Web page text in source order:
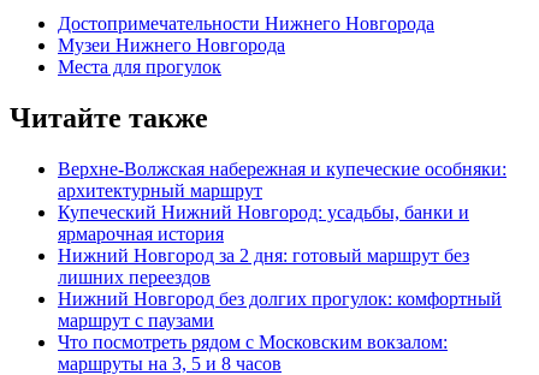
Достопримечательности Нижнего Новгорода
Музеи Нижнего Новгорода
Места для прогулок
Читайте также
Верхне-Волжская набережная и купеческие особняки:
архитектурный маршрут
Купеческий Нижний Новгород: усадьбы, банки и
ярмарочная история
Нижний Новгород за 2 дня: готовый маршрут без
лишних переездов
Нижний Новгород без долгих прогулок: комфортный
маршрут с паузами
Что посмотреть рядом с Московским вокзалом:
маршруты на 3, 5 и 8 часов